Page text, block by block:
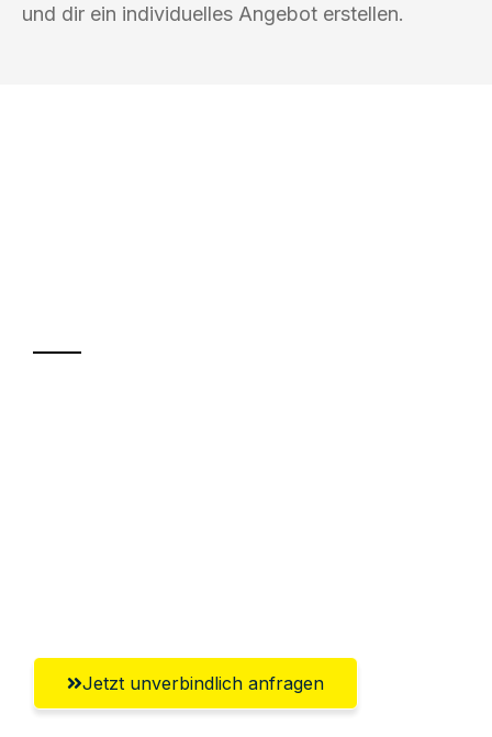
und dir ein individuelles Angebot erstellen.
Jetzt unverbindlich anfragen